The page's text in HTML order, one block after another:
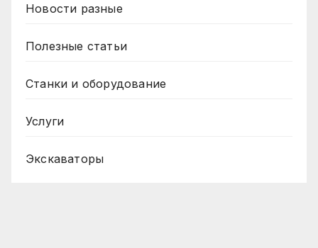
Новости разные
Полезные статьи
Станки и оборудование
Услуги
Экскаваторы